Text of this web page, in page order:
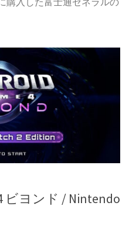
ヨンド / Nintendo